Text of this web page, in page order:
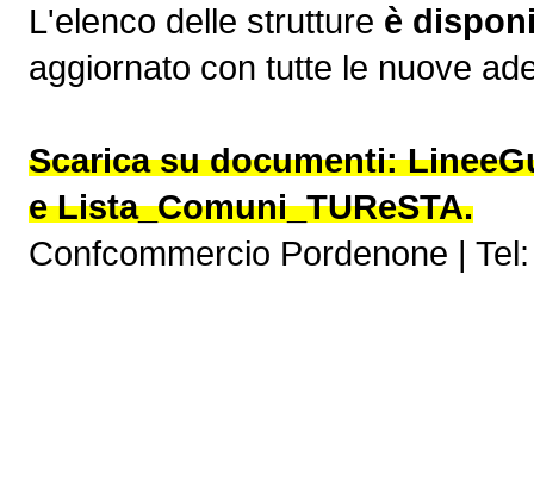
L'elenco delle strutture è
aggiornato con tutte le nuove
Scarica su documenti:
e Lista_Comuni_TUReSTA.
Confcommercio Pordenone |